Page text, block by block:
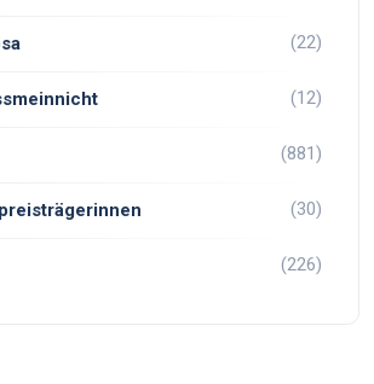
(22)
(12)
(881)
(30)
(226)